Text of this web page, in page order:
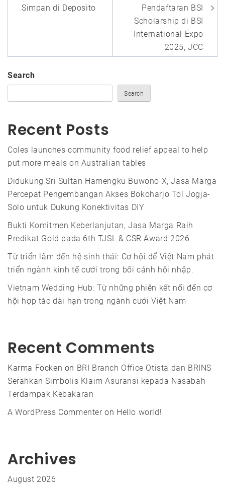
Simpan di Deposito
Pendaftaran BSI
Scholarship di BSI
International Expo
2025, JCC
Search
Search
Recent Posts
Coles launches community food relief appeal to help
put more meals on Australian tables
Didukung Sri Sultan Hamengku Buwono X, Jasa Marga
Percepat Pengembangan Akses Bokoharjo Tol Jogja-
Solo untuk Dukung Konektivitas DIY
Bukti Komitmen Keberlanjutan, Jasa Marga Raih
Predikat Gold pada 6th TJSL & CSR Award 2026
Từ triển lãm đến hệ sinh thái: Cơ hội để Việt Nam phát
triển ngành kinh tế cưới trong bối cảnh hội nhập.
Vietnam Wedding Hub: Từ những phiên kết nối đến cơ
hội hợp tác dài hạn trong ngành cưới Việt Nam
Recent Comments
Karma Focken on BRI Branch Office Otista dan BRINS
Serahkan Simbolis Klaim Asuransi kepada Nasabah
Terdampak Kebakaran
A WordPress Commenteron Hello world!
Archives
August 2026